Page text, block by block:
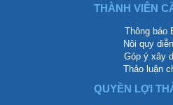
THÀNH VIÊN
Thông báo
Nội quy
Góp ý xây
Thảo luận
QUYỀN LỢI